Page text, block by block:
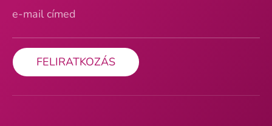
e-mail címed
FELIRATKOZÁS